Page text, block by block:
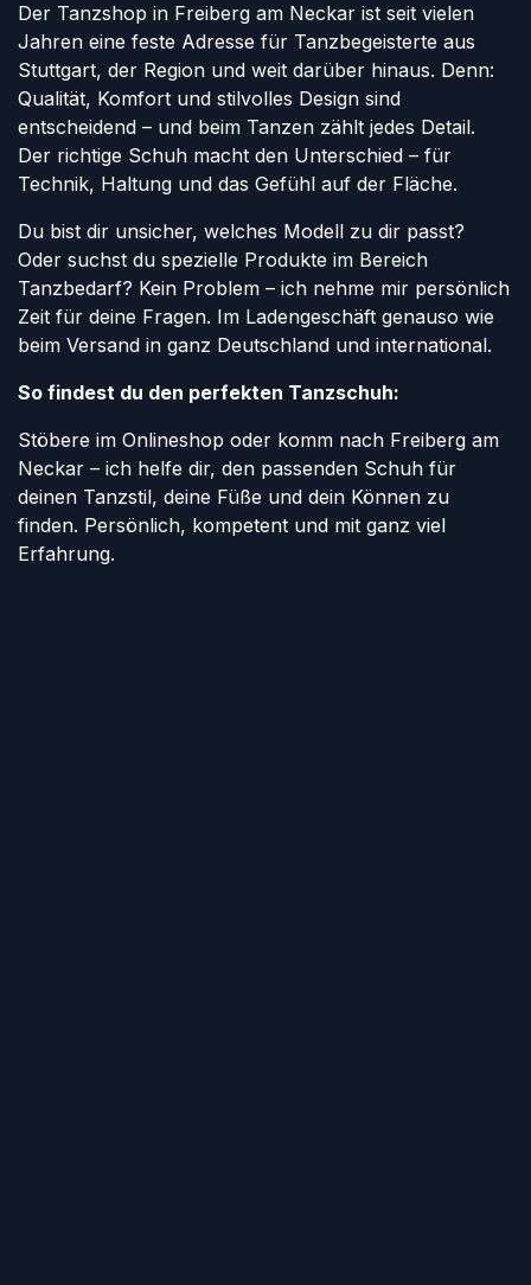
Der Tanzshop in Freiberg am Neckar ist seit vielen
Jahren eine feste Adresse für Tanzbegeisterte aus
Stuttgart, der Region und weit darüber hinaus. Denn:
Qualität, Komfort und stilvolles Design sind
entscheidend – und beim Tanzen zählt jedes Detail.
Der richtige Schuh macht den Unterschied – für
Technik, Haltung und das Gefühl auf der Fläche.
Du bist dir unsicher, welches Modell zu dir passt?
Oder suchst du spezielle Produkte im Bereich
Tanzbedarf? Kein Problem – ich nehme mir persönlich
Zeit für deine Fragen. Im Ladengeschäft genauso wie
beim Versand in ganz Deutschland und international.
So findest du den perfekten Tanzschuh:
Stöbere im Onlineshop oder komm nach Freiberg am
Neckar – ich helfe dir, den passenden Schuh für
deinen Tanzstil, deine Füße und dein Können zu
finden. Persönlich, kompetent und mit ganz viel
Erfahrung.